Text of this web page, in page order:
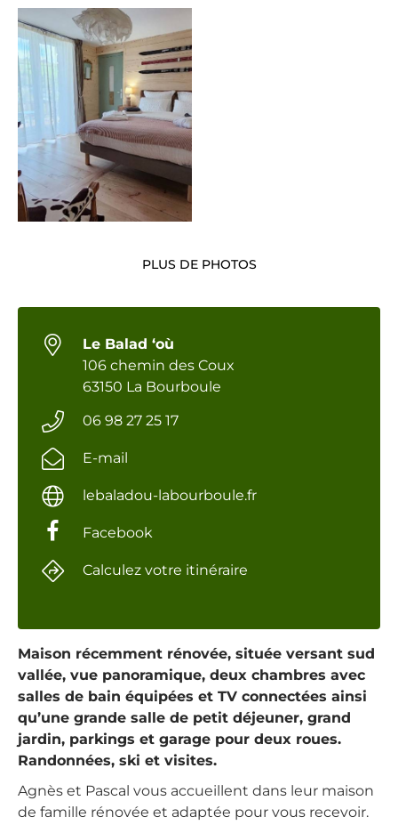
PLUS DE PHOTOS
Maison récemment rénovée, située versant sud
vallée, vue panoramique, deux chambres avec
salles de bain équipées et TV connectées ainsi
qu’une grande salle de petit déjeuner, grand
jardin, parkings et garage pour deux roues.
Randonnées, ski et visites.
Agnès et Pascal vous accueillent dans leur maison
de famille rénovée et adaptée pour vous recevoir.
Le Balad ‘où
106 chemin des Coux
63150 La Bourboule
06 98 27 25 17
E-mail
lebaladou-labourboule.fr
Facebook
Calculez votre itinéraire